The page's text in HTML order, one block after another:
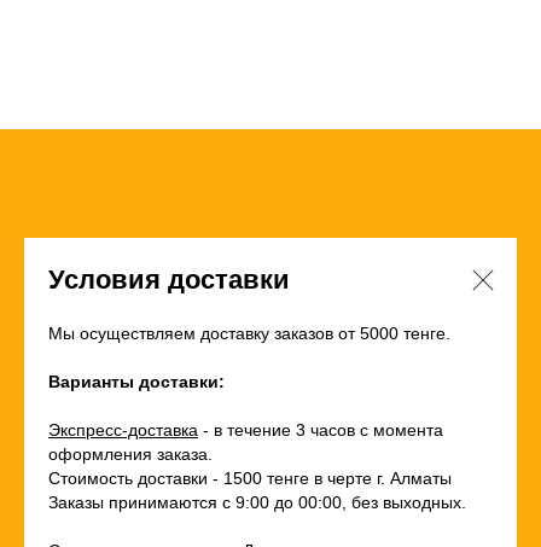
Условия доставки
Мы осуществляем доставку заказов от 5000 тенге.
Варианты доставки:
Экспресс-доставка - в течение 3 часов с момента
оформления заказа.
Стоимость доставки - 1500 тенге в черте г. Алматы
Заказы принимаются с 9:00 до 00:00, без выходных.